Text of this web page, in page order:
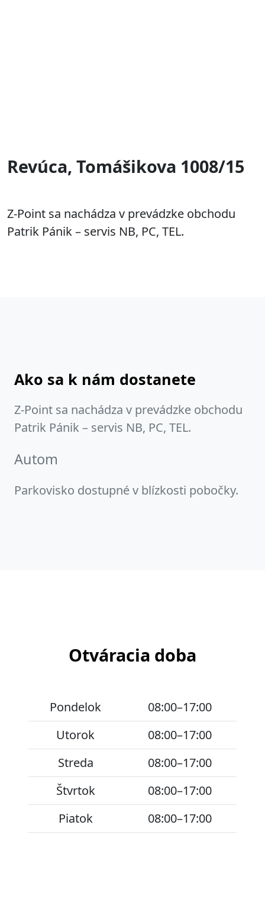
Revúca, Tomášikova 1008/15
Z-Point sa nachádza v prevádzke obchodu
Patrik Pánik – servis NB, PC, TEL.
Ako sa k nám dostanete
Z-Point sa nachádza v prevádzke obchodu
Patrik Pánik – servis NB, PC, TEL.
Autom
Parkovisko dostupné v blízkosti pobočky.
Otváracia doba
Pondelok
08:00–17:00
Utorok
08:00–17:00
Streda
08:00–17:00
Štvrtok
08:00–17:00
Piatok
08:00–17:00